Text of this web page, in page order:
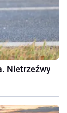
Nietrzeźwy